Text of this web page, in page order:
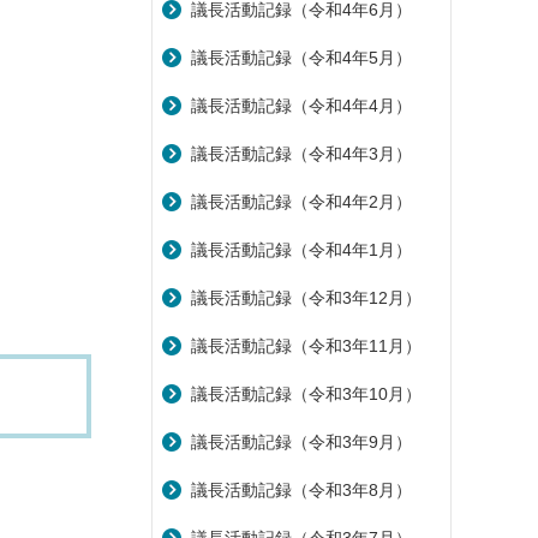
議長活動記録（令和4年6月）
議長活動記録（令和4年5月）
議長活動記録（令和4年4月）
議長活動記録（令和4年3月）
議長活動記録（令和4年2月）
議長活動記録（令和4年1月）
議長活動記録（令和3年12月）
議長活動記録（令和3年11月）
議長活動記録（令和3年10月）
議長活動記録（令和3年9月）
議長活動記録（令和3年8月）